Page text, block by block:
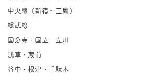
中央線（新宿～三鷹）
総武線
国分寺・国立・立川
浅草・蔵前
谷中・根津・千駄木